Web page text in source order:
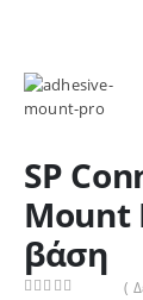
SP
Mount
βάση
(